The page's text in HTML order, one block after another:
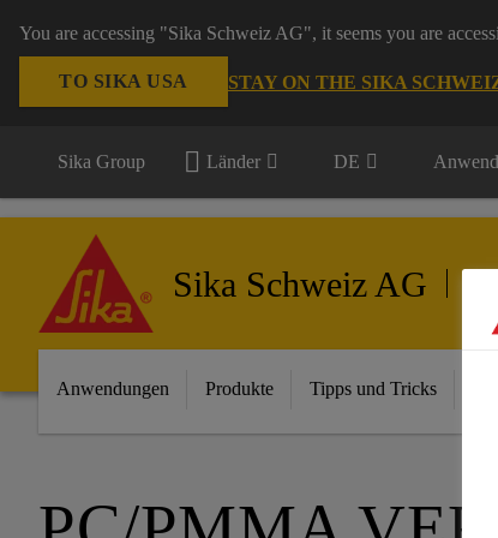
You are accessing "Sika Schweiz AG", it seems you are
TO SIKA USA STAY ON THE SIKA
Sika Group Länder DE
Sika Schweiz AG
Anwendungen Produkte Tipps und Tricks